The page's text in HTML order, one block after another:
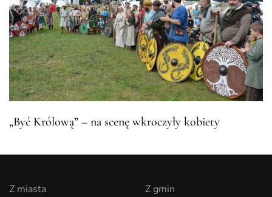
„Być Królową” – na scenę wkroczyły kobiety
Z miasta
Z gmin